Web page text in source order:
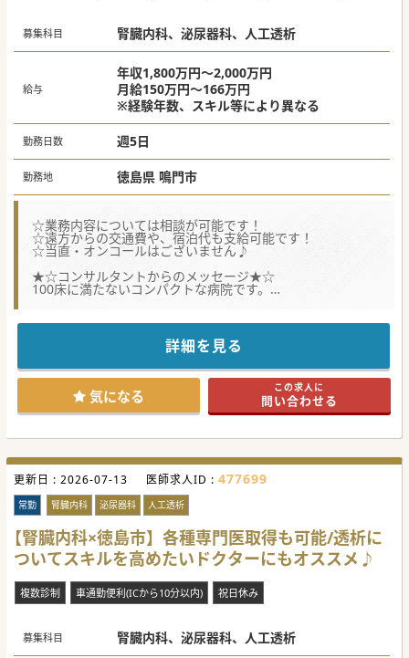
募集科目 腎臓内科、泌尿器科、人工透析
給与
年収1,800万円～2,000万円
月給150万円～166万円
※経験年数、スキル等により異なる
勤務日数 週5日
勤務地 徳島県 鳴門市
☆業務内容については相談が可能です！
☆遠方からの交通費や、宿泊代も支給可能です！
☆当直・オンコールはございません♪
★☆コンサルタントからのメッセージ★☆
100床に満たないコンパクトな病院です。
透析も実施しておりますが、業務内容については相談が可能
関西からの交通費も支給可能で、業務によっては年収2,000
#秋入職可
詳細を見る
気になる この求人に
問い合わせる
更新日 : 2026-07-13 医師求人ID : 477699
常勤 腎臓内科 泌尿器科 人工透析
【腎臓内科×徳島市】各種専門医取得も可能/透析に
ついてスキルを高めたいドクターにもオススメ♪
複数診制 車通勤便利(ICから10分以内) 祝日休み
募集科目 腎臓内科、泌尿器科、人工透析